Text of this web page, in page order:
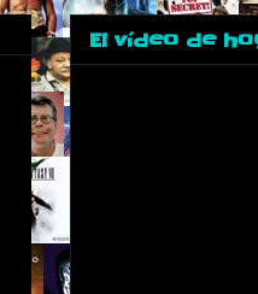
El vídeo de